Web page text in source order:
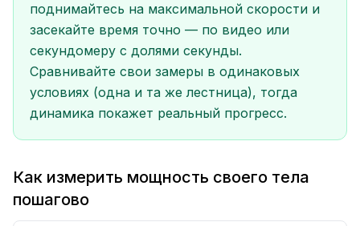
поднимайтесь на максимальной скорости и
засекайте время точно — по видео или
секундомеру с долями секунды.
Сравнивайте свои замеры в одинаковых
условиях (одна и та же лестница), тогда
динамика покажет реальный прогресс.
Как измерить мощность своего тела
пошагово